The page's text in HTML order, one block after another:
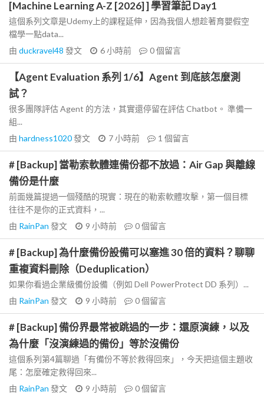
[Machine Learning A-Z [2026] ] 學習筆記 Day1
這個系列文章是Udemy上的課程延伸，因為我個人想趁著育嬰假空
檔學一點data...
由 duckravel48 發文 6 小時前 0個留言
【Agent Evaluation 系列 1/6】Agent 到底該怎麼測
試？
很多團隊評估 Agent 的方法，其實還停留在評估 Chatbot。 準備一
組...
由 hardness1020發文 7 小時前 1 個留言
# [Backup] 當勒索軟體連備份都不放過：Air Gap 與離線
備份是什麼
前面幾篇提過一個殘酷的現實：現在的勒索軟體攻擊，第一個目標
往往不是你的正式資料，...
由 RainPan 發文 9 小時前 0個留言
# [Backup] 為什麼備份設備可以塞進 30 倍的資料？聊聊
重複資料刪除（Deduplication）
如果你看過企業級備份設備（例如 Dell PowerProtect DD 系列）...
由 RainPan 發文 9 小時前 0個留言
# [Backup] 備份界最常被跳過的一步：還原演練，以及
為什麼「沒演練過的備份」等於沒備份
這個系列第4篇聊過「有備份不等於救得回來」，今天把這個主題收
尾：怎麼確定救得回來...
由 RainPan 發文 9 小時前 0個留言